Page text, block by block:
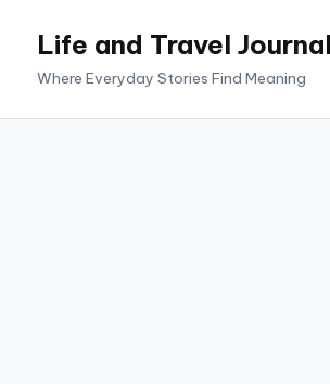
Life and Travel Journal
Where Everyday Stories Find Meaning